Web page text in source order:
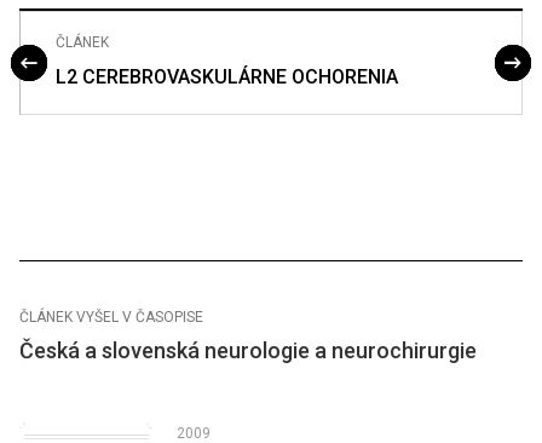
ČLÁNEK
L2 CEREBROVASKULÁRNE OCHORENIA
ČLÁNEK VYŠEL V ČASOPISE
Česká a slovenská neurologie a neurochirurgie
2009